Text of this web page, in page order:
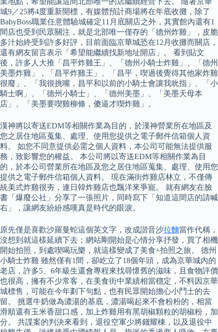
城9／25將4度重新開標，有媒體預計商場將在年底收攤，除了
BabyBoss職業任意體驗城確定11月底關店之外，其實館內還有1
間店也受到民眾關注，就是北部唯一僅存的「德州炸雞」，皮脆
多汁始終受到許多好評，目前面臨京華城恐在12月收攤而關店，
還有網友留言表示「希望能繼續找新地址開店」。 看到貼文
後，許多人大推「昌平炸雞王」、「德州小騎士炸雞」、「德州
美墨炸雞」，「昌平炸雞王」、「昌平，喫過後覺得其他家炸雞
很廢」、「我很挑嘴，昌平和以前的小騎士會讓我吮指」、「小
騎士啊」、「德州小騎士」、「德州美墨」、「美墨天母本
店」、「美墨要喫雞柳條，傻逼才喫炸雞」。
漢神將以寄送EDM等相關作業為目的，於漢神營業所在地區及
您之居住地區蒐集、處理、使用您提供之電子郵件信箱個人資
料。 如您不同意提供必需之個人資料，本公司可能無法提供服
務，致影響您的權益。 本公司將以寄送EDM等相關作業為目
的，於本公司營業所在地區及您之居住地區蒐集、處理、使用您
提供之電子郵件信箱個人資料。 現在滿街炸雞店林立，不僅傳
統美式炸雞很夯，連日韓炸雞店也飄洋來爭寵。 就有網友在臉
書「爆廢公社」分享了一張照片，同時寫下「知道這間店的請喊
右」，讓網友紛紛感嘆真是時代的眼淚。
原先僅是喜歡沙羅曼蛇這個英文字，改成諧音沙拉麵當作代稱，
沒想到就這樣延續下去；網站剛開始是心情分享抒發，買了相機
開始拍照，到處喫喝玩樂，就這樣變成了美食+拍照之旅。 德州
小騎士炸雞 雖然僅有1間，卻屹立了18個年頭，成為京華城內的
老店，許多5、6年級生還會專程來找尋懷舊的滋味，且食物評價
也很高，擁有不少常客，在美食街中業績相當穩定，不料因京華
城標售，可能在今年劃下句點，也有民眾開始擔心小鬥士的去
留。 挑選牛奶做為濃湯的基底，濃湯喝起來不會粉粉的，相當
滑順還有玉米香甜口感，加上炸雞用有黑胡椒顆粒的胡椒粉，加
分。 共諜案的判決來看到，退役空軍少將錢耀棟，以及退役中